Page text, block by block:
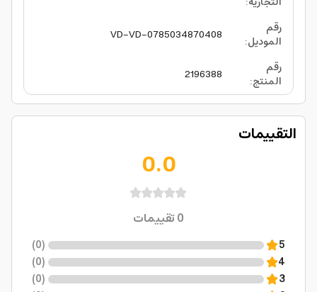
رقم
الموديل:
VD-VD-0785034870408
رقم
المنتج:
2196388
التقييمات
0.0
0تقييمات
5
(
0
)
4
(
0
)
3
(
0
)